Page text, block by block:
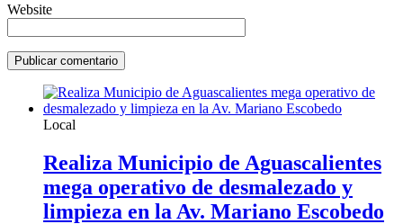
Website
Local
Realiza Municipio de Aguascalientes
mega operativo de desmalezado y
limpieza en la Av. Mariano Escobedo